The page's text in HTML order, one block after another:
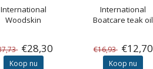
International
Woodskin
€28,30
Koop nu
International
Boatcare teak oil
€16,93 €12,70
Koop nu